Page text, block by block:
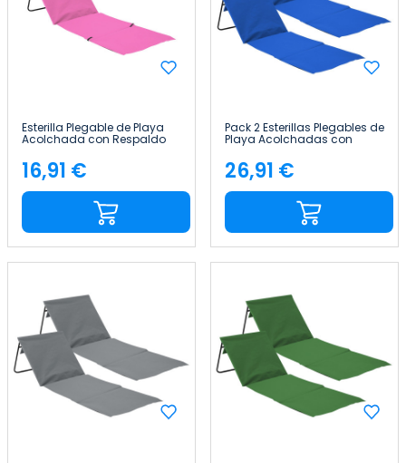
Esterilla Plegable de Playa
Acolchada con Respaldo
Home
Precio
16,91 €
Pack 2 Esterillas Plegables de
Playa Acolchadas con
Thinia Home
Precio
26,91 €